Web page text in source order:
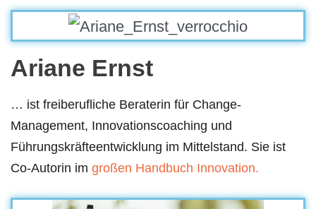
Ariane Ernst
… ist freiberufliche Beraterin für Change-
Management, Innovationscoaching und
Führungskräfteentwicklung im Mittelstand. Sie ist
Co-Autorin im großen Handbuch Innovation.